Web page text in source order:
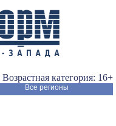
Возрастная категория: 16+
Все регионы